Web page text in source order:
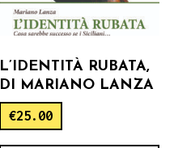
L’IDENTITÀ RUBATA,
DI MARIANO LANZA
€25.00